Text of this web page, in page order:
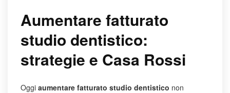
Aumentare fatturato
studio dentistico:
strategie e Casa Rossi
Oggi aumentare fatturato studio dentistico non